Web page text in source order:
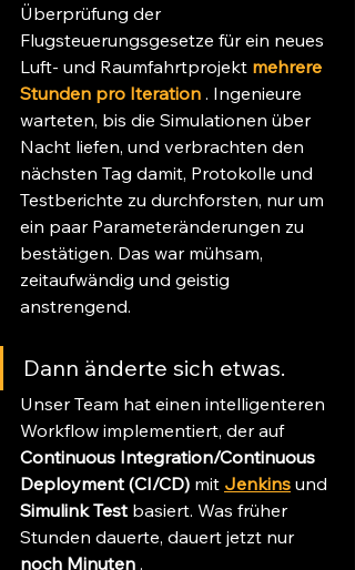
Überprüfung der
Flugsteuerungsgesetze für ein neues
Luft- und Raumfahrtprojekt mehrere
Stunden pro Iteration . Ingenieure
warteten, bis die Simulationen über
Nacht liefen, und verbrachten den
nächsten Tag damit, Protokolle und
Testberichte zu durchforsten, nur um
ein paar Parameteränderungen zu
bestätigen. Das war mühsam,
zeitaufwändig und geistig
anstrengend.
Dann änderte sich etwas.
Unser Team hat einen intelligenteren
Workflow implementiert, der auf
Continuous Integration/Continuous
Deployment (CI/CD) mit Jenkins und
Simulink Test basiert. Was früher
Stunden dauerte, dauert jetzt nur
noch Minuten .